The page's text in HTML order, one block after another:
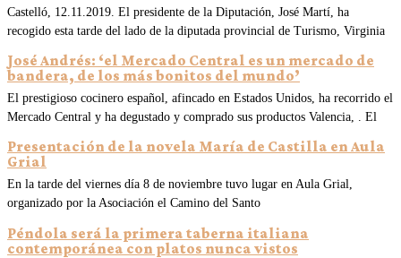
Castelló, 12.11.2019. El presidente de la Diputación, José Martí, ha
recogido esta tarde del lado de la diputada provincial de Turismo, Virginia
José Andrés: ‘el Mercado Central es un mercado de
bandera, de los más bonitos del mundo’
El prestigioso cocinero español, afincado en Estados Unidos, ha recorrido el
Mercado Central y ha degustado y comprado sus productos Valencia, . El
Presentación de la novela María de Castilla en Aula
Grial
En la tarde del viernes día 8 de noviembre tuvo lugar en Aula Grial,
organizado por la Asociación el Camino del Santo
Péndola será la primera taberna italiana
contemporánea con platos nunca vistos